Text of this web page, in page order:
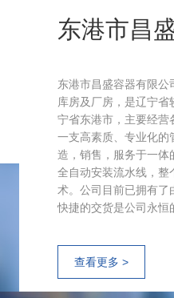
东港市昌
东港市昌盛容器有限
库房及厂房，是辽宁
宁省东港市，主要经营
一支高素质、专业化的
造，销售，服务于一体
全自动安装流水线，整
术。公司目前已拥有了
快捷的交货是公司永恒
查看更多 >